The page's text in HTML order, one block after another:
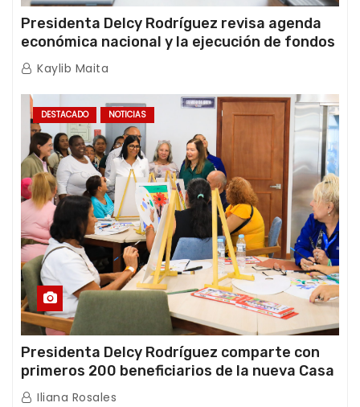
Presidenta Delcy Rodríguez revisa agenda
económica nacional y la ejecución de fondos
de emergencia post-sismos
Kaylib Maita
DESTACADO NOTICIAS
Presidenta Delcy Rodríguez comparte con
primeros 200 beneficiarios de la nueva Casa
de los Abuelos “La Primavera” en Caracas
Iliana Rosales